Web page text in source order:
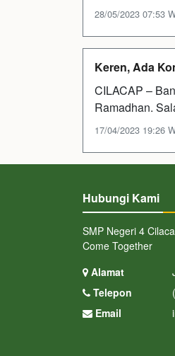
28/05/2023 07:53
Keren, Ada
CILACAP –
Ramadhan.
17/04/2023 19:26
Hubungi Kami
SMP Negeri 4
Come Together
Alamat
Telepon
Email